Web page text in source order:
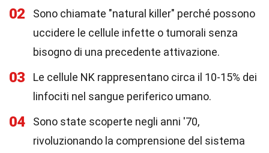
02
Sono chiamate "natural killer" perché possono
uccidere le cellule infette o tumorali senza
bisogno di una precedente attivazione.
03
Le cellule NK rappresentano circa il 10-15% dei
linfociti nel sangue periferico umano.
04
Sono state scoperte negli anni '70,
rivoluzionando la comprensione del sistema